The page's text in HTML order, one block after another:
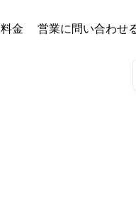
料金 営業に問い合わせ